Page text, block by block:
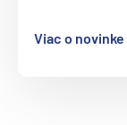
Viac o novinke